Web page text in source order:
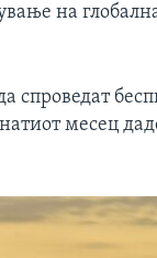
на
спроведат
месец